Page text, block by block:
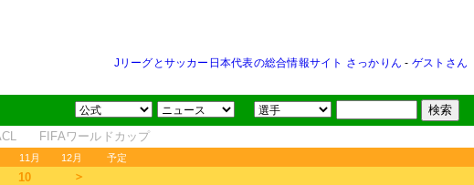
Jリーグとサッカー日本代表の総合情報サイト さっかりん - ゲストさん
FIFAワールドカップ
11月 12月 予定
10 ＞